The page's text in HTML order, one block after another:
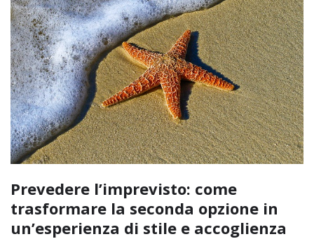
Prevedere l’imprevisto: come
trasformare la seconda opzione in
un’esperienza di stile e accoglienza